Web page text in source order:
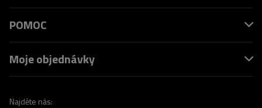
POMOC
Moje objednávky
Najděte nás: